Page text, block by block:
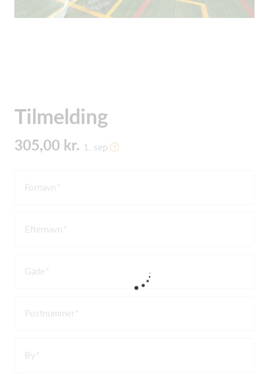
Tilmelding
305,00 kr. 1. sep
Fornavn
Efternavn
Gade
Postnummer
By